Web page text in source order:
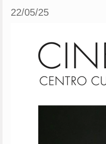
22/05/25